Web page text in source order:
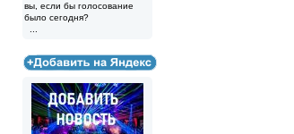
вы, если бы голосование
было сегодня?